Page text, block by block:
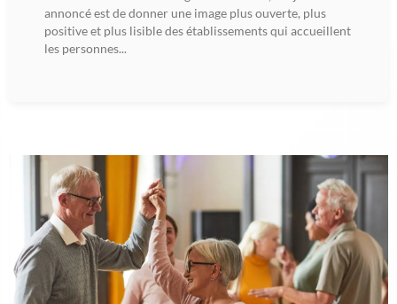
annoncé est de donner une image plus ouverte, plus
positive et plus lisible des établissements qui accueillent
les personnes...